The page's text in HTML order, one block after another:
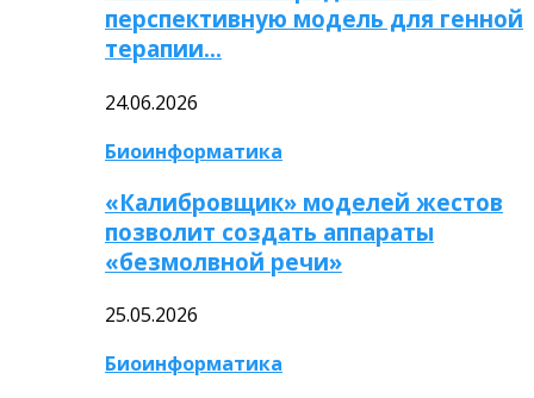
перспективную модель для генной
терапии…
24.06.2026
Биоинформатика
«Калибровщик» моделей жестов
позволит создать аппараты
«безмолвной речи»
25.05.2026
Биоинформатика